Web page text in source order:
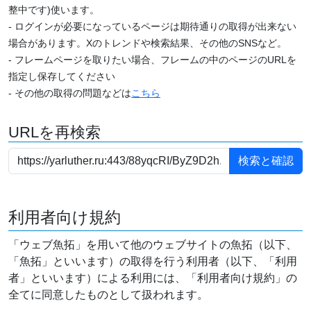
整中です)使います。
- ログインが必要になっているページは期待通りの取得が出来ない
場合があります。Xのトレンドや検索結果、その他のSNSなど。
- フレームページを取りたい場合、フレームの中のページのURLを
指定し保存してください
- その他の取得の問題などはこちら
URLを再検索
利用者向け規約
「ウェブ魚拓」を用いて他のウェブサイトの魚拓（以下、
「魚拓」といいます）の取得を行う利用者（以下、「利用
者」といいます）による利用には、「利用者向け規約」の
全てに同意したものとして扱われます。